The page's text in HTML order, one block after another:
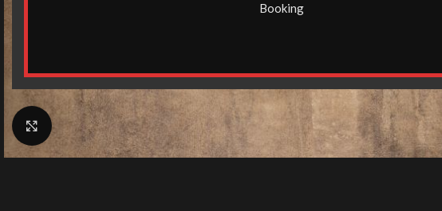
Booking
Klik for at forstørre